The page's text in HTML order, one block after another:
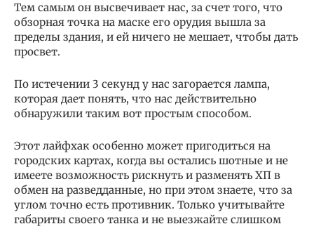
Тем самым он высвечивает нас, за счет того, что
обзорная точка на маске его орудия вышла за
пределы здания, и ей ничего не мешает, чтобы дать
просвет.
По истечении 3 секунд у нас загорается лампа,
которая дает понять, что нас действительно
обнаружили таким вот простым способом.
Этот лайфхак особенно может пригодиться на
городских картах, когда вы остались шотные и не
имеете возможность рискнуть и разменять ХП в
обмен на разведданные, но при этом знаете, что за
углом точно есть противник. Только учитывайте
габариты своего танка и не выезжайте слишком